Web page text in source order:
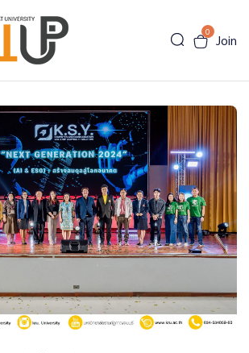
0
Join